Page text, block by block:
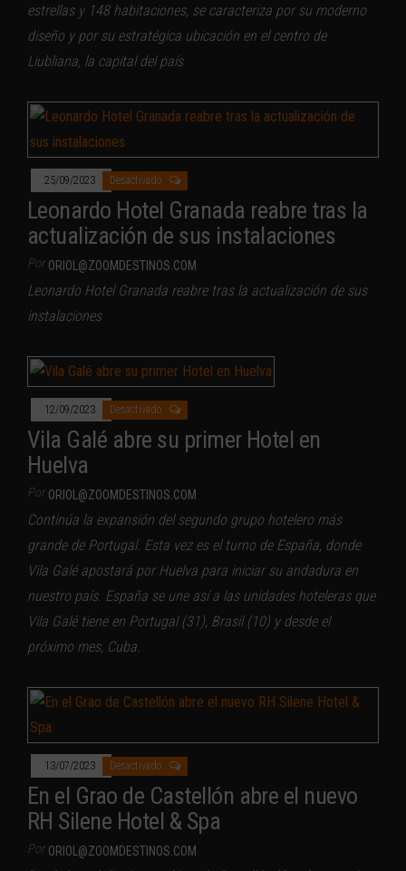
estrellas y 148 habitaciones, se caracteriza por su moderno
diseño y por su estratégica ubicación en el centro de
Liubliana, la capital del país
25/09/2023 Desactivado
Leonardo Hotel Granada reabre tras la
actualización de sus instalaciones
Por ORIOL@ZOOMDESTINOS.COM
Leonardo Hotel Granada reabre tras la actualización de sus
instalaciones
12/09/2023 Desactivado
Vila Galé abre su primer Hotel en
Huelva
Por ORIOL@ZOOMDESTINOS.COM
Continúa la expansión del segundo grupo hotelero más
grande de Portugal. Esta vez es el turno de España, donde
Vila Galé apostará por Huelva para iniciar su andadura en
nuestro país. España se une así a las unidades hoteleras que
Vila Galé tiene en Portugal (31), Brasil (10) y desde el
próximo mes, Cuba.
13/07/2023 Desactivado
En el Grao de Castellón abre el nuevo
RH Silene Hotel & Spa
Por ORIOL@ZOOMDESTINOS.COM